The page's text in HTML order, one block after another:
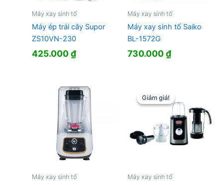
Máy xay sinh tố
Máy ép trái cây Supor
ZS10VN-230
425.000₫
Máy xay sinh tố
Máy xay sinh tố Saiko
BL-1572G
730.000₫
Máy xay sinh tố
Giảm giá!
Giảm giá!
Máy xay sinh tố